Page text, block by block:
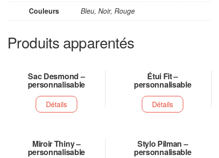
Couleurs Bleu, Noir, Rouge
Produits apparentés
Sac Desmond –
personnalisable
Détails
Étui Fit –
personnalisable
Détails
Miroir Thiny –
personnalisable
Stylo Pilman –
personnalisable